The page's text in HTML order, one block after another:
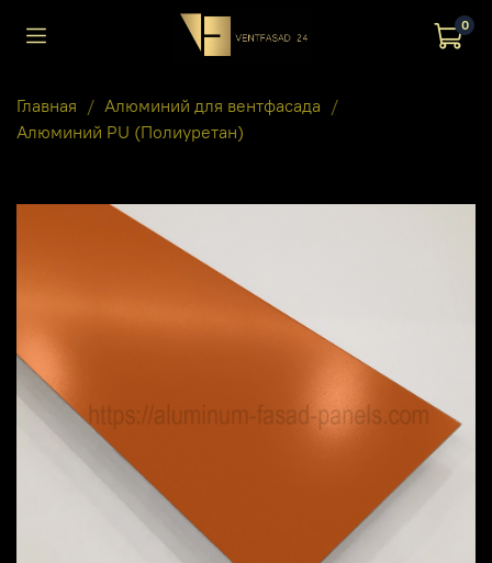
0
Главная
Алюминий для вентфасада
Алюминий PU (Полиуретан)